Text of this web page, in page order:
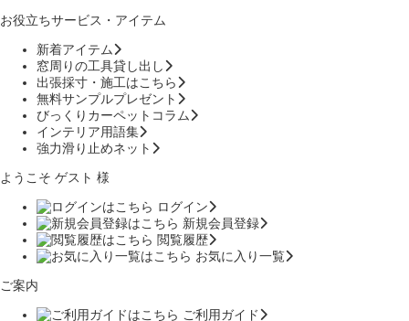
お役立ちサービス・アイテム
新着アイテム
窓周りの工具貸し出し
出張採寸・施工はこちら
無料サンプルプレゼント
びっくりカーペットコラム
インテリア用語集
強力滑り止めネット
ようこそ ゲスト 様
ログイン
新規会員登録
閲覧履歴
お気に入り一覧
ご案内
ご利用ガイド